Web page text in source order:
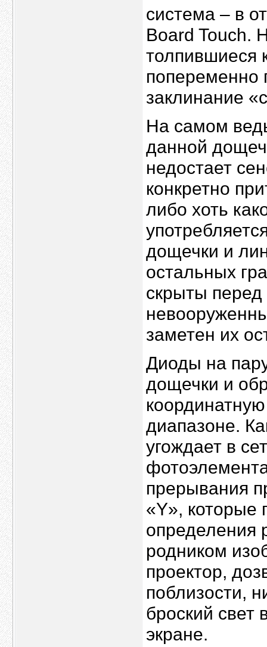
система – в
Board Touch.
толпившиеся
попеременно
заклинание
На самом
данной
недостает
конкретно
либо хоть
дощечки и
остальных
скрыты
заметен их
Диоды на
дощечки и
диапазоне.
угождает в
прерывания
«Y», которые
определения
родником
проектор,
поблизости,
броский свет
экране.